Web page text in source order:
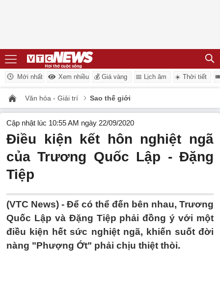
Mới nhất Xem nhiều 💰 Giá vàng 📅 Lịch âm ☀️ Thời tiết
Văn hóa - Giải trí Sao thế giới
Cập nhật lúc 10:55 AM ngày 22/09/2020
Điều kiện kết hôn nghiệt ngã
của Trương Quốc Lập - Đặng
Tiệp
(VTC News) - Để có thể đến bên nhau, Trương
Quốc Lập và Đặng Tiệp phải đồng ý với một
điều kiện hết sức nghiệt ngã, khiến suốt đời
nàng "Phượng Ớt" phải chịu thiệt thòi.